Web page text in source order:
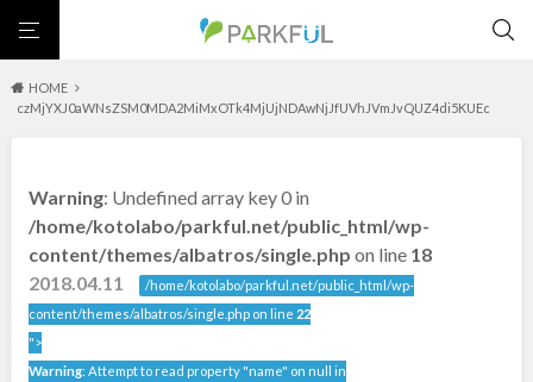
テニスコート
野球場 紅葉の名所 バーベキュー
カフェ・レストラン サッカー・フットサル
ランニングコース
動物園・ふれあい
歴史・文化財 日本庭園
紅葉の美しい公園
さくら名所100公園
屋内遊び場
アスレチックコース
バスケットボール
洋式庭園
ドッグラン ローラー滑り台 夜景スポット
北海道・東北
北海道 青森
岩手
自然が豊か
梅・桜の名所
景色が良い
水遊び
テニスコート
野球場
紅葉の名所
バーベキュー
カフェ・レストラン
サッカー・フットサル
HOME
czMjYXJ0aWNsZSM0MDA2MiMxOTk4MjUjNDAwNjJfUVhJVmJvQUZ4di5KUEc
Warning: Undefined array key 0 in
/home/kotolabo/parkful.net/public_html/wp-
content/themes/albatros/single.php on line 18
2018.04.11
/home/kotolabo/parkful.net/public_html/wp-
content/themes/albatros/single.php on line 22
">
Warning: Attempt to read property "name" on null in